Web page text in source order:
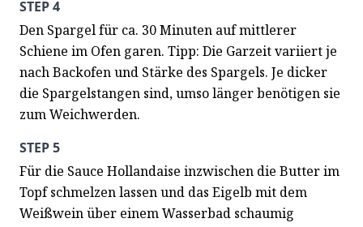
STEP 4
Den Spargel für ca. 30 Minuten auf mittlerer
Schiene im Ofen garen. Tipp: Die Garzeit variiert je
nach Backofen und Stärke des Spargels. Je dicker
die Spargelstangen sind, umso länger benötigen sie
zum Weichwerden.
STEP 5
Für die Sauce Hollandaise inzwischen die Butter im
Topf schmelzen lassen und das Eigelb mit dem
Weißwein über einem Wasserbad schaumig